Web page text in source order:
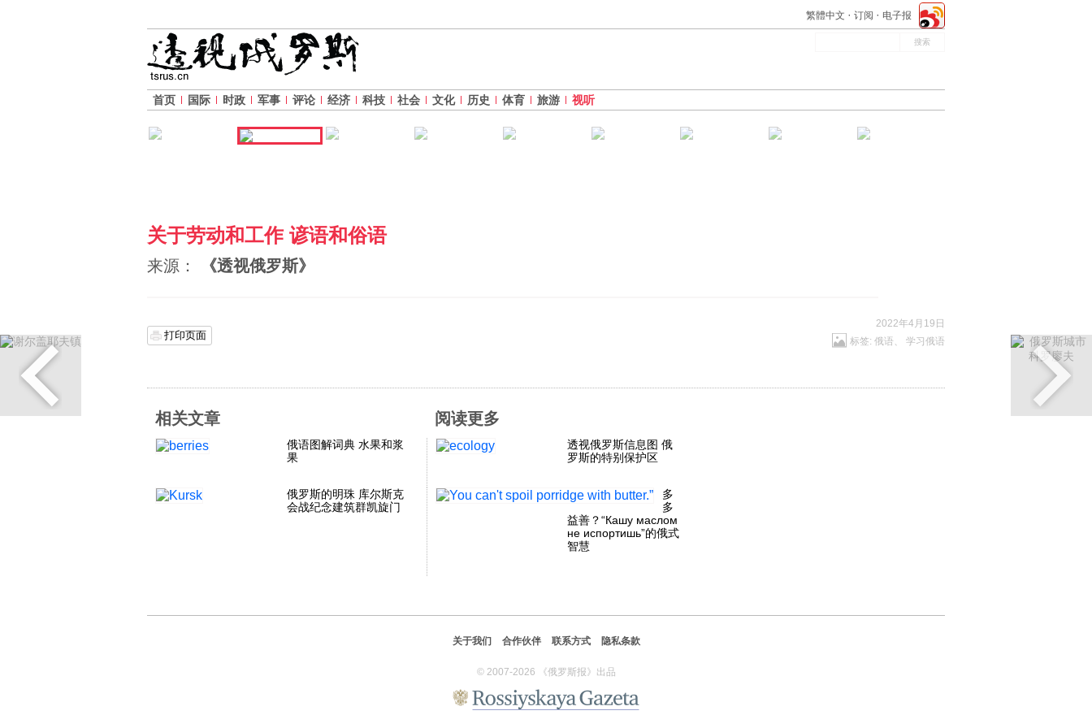
繁體中文 订阅 电子报
首页 国际 时政 军事 评论 经济 科技 社会 文化 历史 体育 旅游 视听
关于劳动和工作 谚语和俗语
来源： 《透视俄罗斯》
打印页面
2022年4月19日
标签: 俄语、 学习俄语
相关文章
俄语图解词典 水果和浆
果
俄罗斯的明珠 库尔斯克
会战纪念建筑群凯旋门
阅读更多
透视俄罗斯信息图 俄
罗斯的特别保护区
多
多
益善？“Кашу маслом
не испортишь”的俄式
智慧
关于我们 合作伙伴 联系方式 隐私条款
© 2007-2026 《俄罗斯报》出品